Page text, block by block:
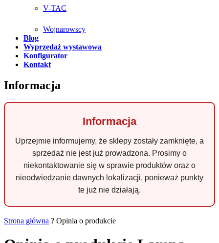
V-TAC
Wojnarowscy
Blog
Wyprzedaż wystawowa
Konfigurator
Kontakt
Informacja
Informacja
Uprzejmie informujemy, że sklepy zostały zamknięte, a
sprzedaż nie jest już prowadzona. Prosimy o
niekontaktowanie się w sprawie produktów oraz o
nieodwiedzanie dawnych lokalizacji, ponieważ punkty
te już nie działają.
Strona główna ? Opinia o produkcie